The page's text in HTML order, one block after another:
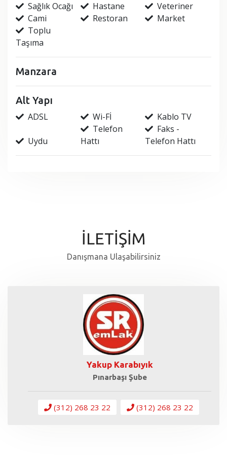
Sağlık Ocağı Hastane
Veteriner
Cami
Restoran
Market
Toplu
Taşıma
Manzara
Alt Yapı
ADSL Wi-Fİ Kablo TV
Uydu
Telefon
Hattı
Faks -
Telefon Hattı
İLETİŞİM
Danışmana Ulaşabilirsiniz
Yakup Karabıyık
Pınarbaşı Şube
(312) 268 23 22 (312) 268 23 22